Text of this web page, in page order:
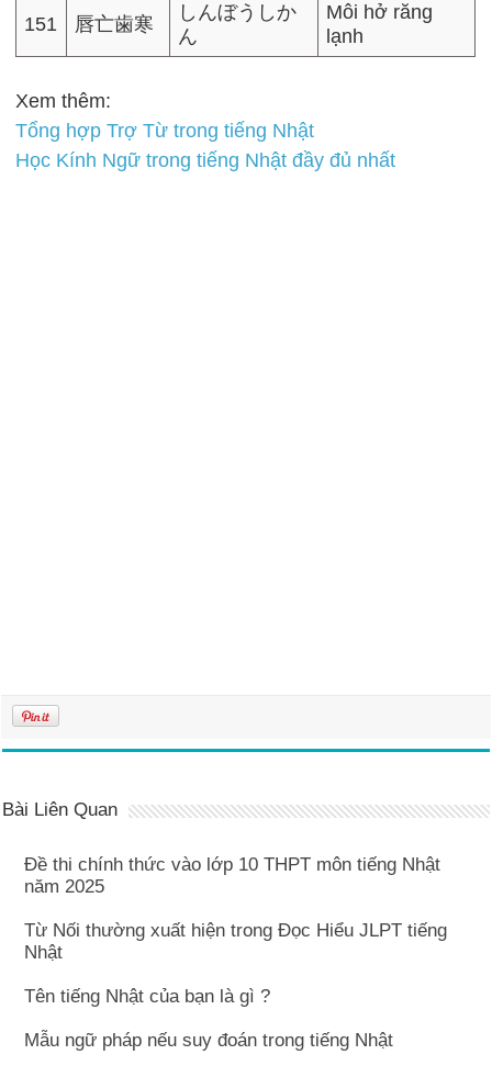
151 唇亡歯寒
しんぼうしか
ん
Môi hở răng
lạnh
Xem thêm:
Tổng hợp Trợ Từ trong tiếng Nhật
Học Kính Ngữ trong tiếng Nhật đầy đủ nhất
Bài Liên Quan
Đề thi chính thức vào lớp 10 THPT môn tiếng Nhật
năm 2025
Từ Nối thường xuất hiện trong Đọc Hiểu JLPT tiếng
Nhật
Tên tiếng Nhật của bạn là gì ?
Mẫu ngữ pháp nếu suy đoán trong tiếng Nhật